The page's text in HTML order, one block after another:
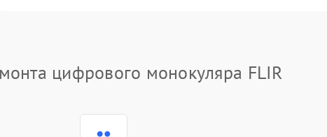
цифрового монокуляра FLIR